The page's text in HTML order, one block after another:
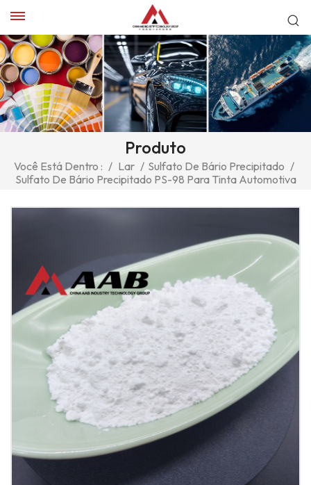
Produto
Você Está Dentro : / Lar / Sulfato De Bário Precipitado /
Sulfato De Bário Precipitado PS-98 Para Tinta Automotiva